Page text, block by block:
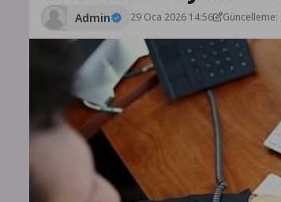
Admin 29 Oca 2026 14:56